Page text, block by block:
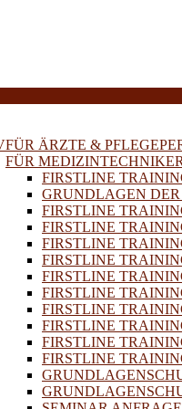
FÜR ÄRZTE &
FÜR
FIRSTLINE
GRUNDLAGEN
FIRSTLINE
FIRSTLINE
FIRSTLINE
FIRSTLINE
FIRSTLINE
FIRSTLINE
FIRSTLINE
FIRSTLINE
FIRSTLINE
FIRSTLINE